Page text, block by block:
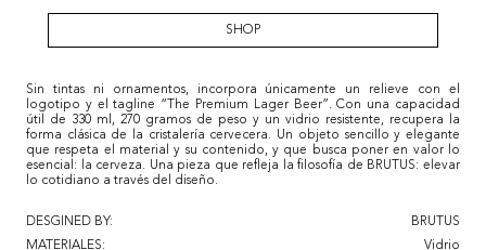
SHOP
Sin tintas ni ornamentos, incorpora únicamente un relieve con el
logotipo y el tagline “The Premium Lager Beer”. Con una capacidad
útil de 330 ml, 270 gramos de peso y un vidrio resistente, recupera la
forma clásica de la cristalería cervecera. Un objeto sencillo y elegante
que respeta el material y su contenido, y que busca poner en valor lo
esencial: la cerveza. Una pieza que refleja la filosofía de BRUTUS: elevar
lo cotidiano a través del diseño.
DESGINED BY:
BRUTUS
MATERIALES:
Vidrio